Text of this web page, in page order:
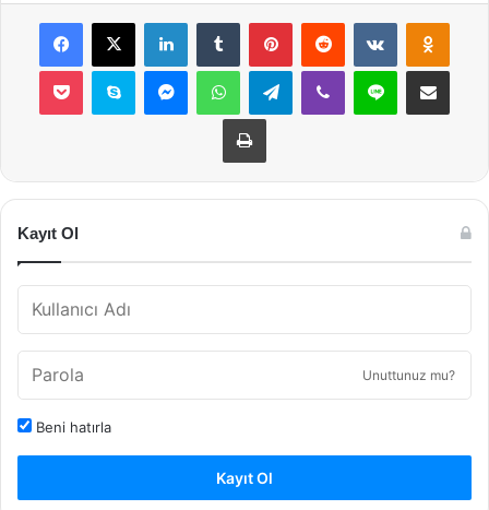
Facebook
X LinkedInTumblr PinterestReddit VKontakte
Pocket Skype MessengerWhatsAppTelegramViber Line E-Posta ile
Yazdır
Kayıt Ol
Unuttunuz mu?
Beni hatırla
Kayıt Ol